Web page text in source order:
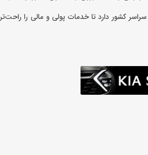
خدمات ارزی و بین المللی در سراسر کشور دارد تا خدمات پولی و مالی